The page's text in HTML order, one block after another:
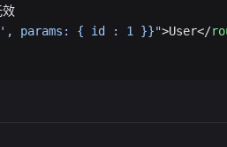
params: { id : 1 }}">User</